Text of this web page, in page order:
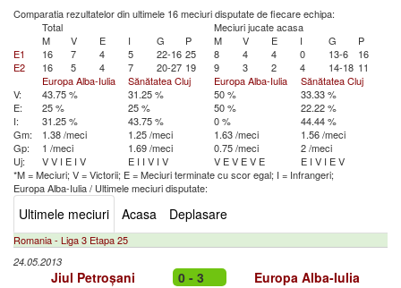
Comparatia rezultatelor din ultimele 16 meciuri disputate de fiecare echipa:
Total
Meciuri jucate acasa
M
V E I G P M V E I G
P
E1
16 7 4 5 22-16 25 8 4 4 0 13-6
16
E2
16 5 4 7 20-27 19 9 3 2 4 14-18 11
Europa Alba-Iulia
Sănătatea Cluj Europa Alba-Iulia
Sănătatea Cluj
V:
43.75 % 31.25 % 50 %
33.33 %
E:
25 % 25 % 50 %
22.22 %
I:
31.25 % 43.75 % 0 %
44.44 %
Gm:
1.38 /meci 1.25 /meci 1.63 /meci
1.56 /meci
Gp:
1 /meci 1.69 /meci 0.75 /meci
2 /meci
Uj:
VV I E I V E I I V I V V EV EV E E I V I EV
*M = Meciuri; V = Victorii; E = Meciuri terminate cu scor egal; I = Infrangeri;
Europa Alba-Iulia/ Ultimele meciuri disputate:
Ultimele meciuri Acasa Deplasare
Romania - Liga 3 Etapa 25
24.05.2013
Jiul Petroșani 0 - 3 Europa Alba-Iulia